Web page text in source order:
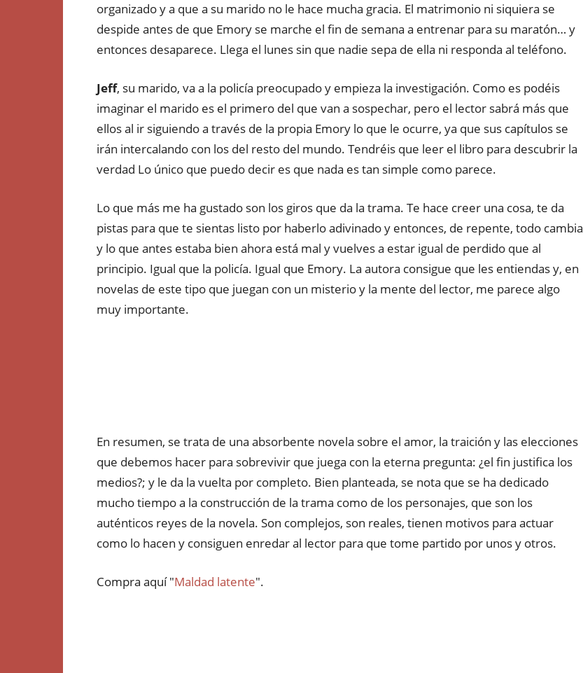
organizado y a que a su marido no le hace mucha gracia. El matrimonio ni siquiera se
despide antes de que Emory se marche el fin de semana a entrenar para su maratón… y
entonces desaparece. Llega el lunes sin que nadie sepa de ella ni responda al teléfono.
Jeff, su marido, va a la policía preocupado y empieza la investigación. Como es podéis
imaginar el marido es el primero del que van a sospechar, pero el lector sabrá más que
ellos al ir siguiendo a través de la propia Emory lo que le ocurre, ya que sus capítulos se
irán intercalando con los del resto del mundo. Tendréis que leer el libro para descubrir la
verdad Lo único que puedo decir es que nada es tan simple como parece.
Lo que más me ha gustado son los giros que da la trama. Te hace creer una cosa, te da
pistas para que te sientas listo por haberlo adivinado y entonces, de repente, todo cambia
y lo que antes estaba bien ahora está mal y vuelves a estar igual de perdido que al
principio. Igual que la policía. Igual que Emory. La autora consigue que les entiendas y, en
novelas de este tipo que juegan con un misterio y la mente del lector, me parece algo
muy importante.
En resumen, se trata de una absorbente novela sobre el amor, la traición y las elecciones
que debemos hacer para sobrevivir que juega con la eterna pregunta: ¿el fin justifica los
medios?; y le da la vuelta por completo. Bien planteada, se nota que se ha dedicado
mucho tiempo a la construcción de la trama como de los personajes, que son los
auténticos reyes de la novela. Son complejos, son reales, tienen motivos para actuar
como lo hacen y consiguen enredar al lector para que tome partido por unos y otros.
Compra aquí "Maldad latente".